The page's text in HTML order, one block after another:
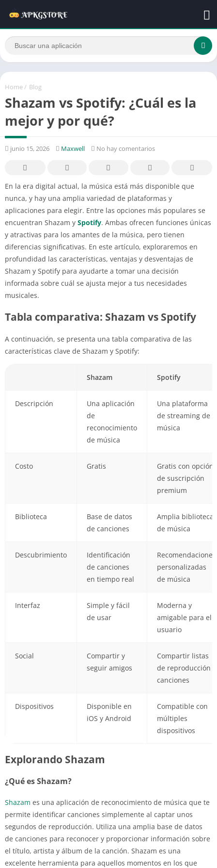
Home / Blog
Shazam vs Spotify: ¿Cuál es la
mejor y por qué?
junio 15, 2026 Maxwell No hay comentarios
En la era digital actual, la música está más disponible que
nunca, y hay una amplia variedad de plataformas y
aplicaciones para elegir. Entre las opciones más populares se
encuentran Shazam y Spotify. Ambas ofrecen funciones únicas
y atractivas para los amantes de la música, pero tienen
diferencias significativas. En este artículo, exploraremos en
profundidad las características, ventajas y desventajas de
Shazam y Spotify para ayudarte a tomar una decisión
informada sobre cuál se ajusta mejor a tus necesidades
musicales.
Tabla comparativa: Shazam vs Spotify
A continuación, se presenta una tabla comparativa de las
características clave de Shazam y Spotify:
Shazam Spotify
Descripción
Una aplicación
de
reconocimiento
de música
Una plataforma
de streaming de
música
Costo Gratis
Gratis con opción
de suscripción
premium
Biblioteca
Base de datos
de canciones
Amplia biblioteca
de música
Descubrimiento
Identificación
de canciones
en tiempo real
Recomendaciones
personalizadas
de música
Interfaz
Simple y fácil
de usar
Moderna y
amigable para el
usuario
Social
Compartir y
seguir amigos
Compartir listas
de reproducción y
canciones
Dispositivos
Disponible en
iOS y Android
Compatible con
múltiples
dispositivos
Explorando Shazam
¿Qué es Shazam?
Shazam es una aplicación de reconocimiento de música que te
permite identificar canciones simplemente al captar unos
segundos de reproducción. Utiliza una amplia base de datos
de canciones para reconocer y proporcionar información sobre
el título, artista y álbum de la canción. Shazam es una
excelente herramienta para aquellos momentos en los que